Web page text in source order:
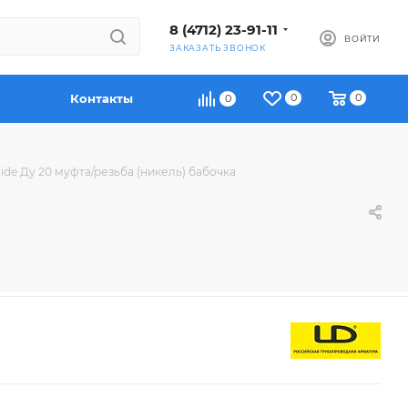
8 (4712) 23-91-11
ЗАКАЗАТЬ ЗВОНОК
ВОЙТИ
0 0 0
Контакты
Ду 20 муфта/резьба (никель) бабочка